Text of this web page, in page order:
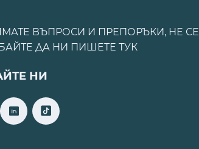
ВЪПРОСИ И ПРЕПОРЪКИ, НЕ СЕ
ДА НИ ПИШЕТЕ ТУК
НИ